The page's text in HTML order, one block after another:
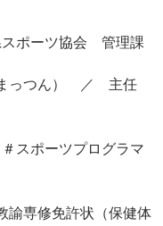
ポーツ協会 管理課
つん） ／ 主任
ツプログラマ
修免許状（保健体